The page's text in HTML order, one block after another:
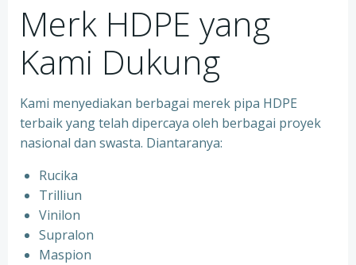
Merk HDPE yang
Kami Dukung
Kami menyediakan berbagai merek pipa HDPE
terbaik yang telah dipercaya oleh berbagai proyek
nasional dan swasta. Diantaranya:
Rucika
Trilliun
Vinilon
Supralon
Maspion